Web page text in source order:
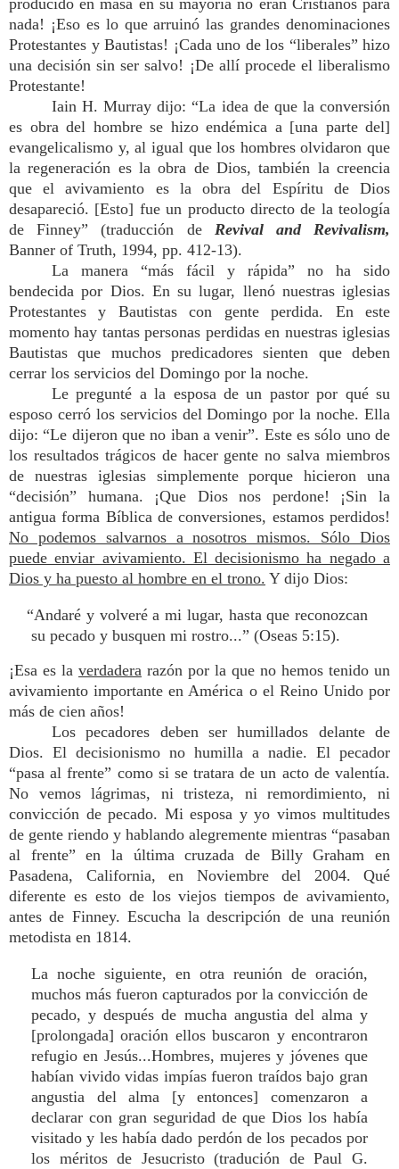
producido en masa en su mayoría no eran Cristianos para
nada! ¡Eso es lo que arruinó las grandes denominaciones
Protestantes y Bautistas! ¡Cada uno de los “liberales” hizo
una decisión sin ser salvo! ¡De allí procede el liberalismo
Protestante!
Iain H. Murray dijo: “La idea de que la conversión
es obra del hombre se hizo endémica a [una parte del]
evangelicalismo y, al igual que los hombres olvidaron que
la regeneración es la obra de Dios, también la creencia
que el avivamiento es la obra del Espíritu de Dios
desapareció. [Esto] fue un producto directo de la teología
de Finney” (traducción de Revival and Revivalism,
Banner of Truth, 1994, pp. 412-13).
La manera “más fácil y rápida” no ha sido
bendecida por Dios. En su lugar, llenó nuestras iglesias
Protestantes y Bautistas con gente perdida. En este
momento hay tantas personas perdidas en nuestras iglesias
Bautistas que muchos predicadores sienten que deben
cerrar los servicios del Domingo por la noche.
Le pregunté a la esposa de un pastor por qué su
esposo cerró los servicios del Domingo por la noche. Ella
dijo: “Le dijeron que no iban a venir”. Este es sólo uno de
los resultados trágicos de hacer gente no salva miembros
de nuestras iglesias simplemente porque hicieron una
“decisión” humana. ¡Que Dios nos perdone! ¡Sin la
antigua forma Bíblica de conversiones, estamos perdidos!
No podemos salvarnos a nosotros mismos. Sólo Dios
puede enviar avivamiento. El decisionismo ha negado a
Dios y ha puesto al hombre en el trono. Y dijo Dios:
“Andaré y volveré a mi lugar, hasta que reconozcan
su pecado y busquen mi rostro...” (Oseas 5:15).
¡Esa es la verdadera razón por la que no hemos tenido un
avivamiento importante en América o el Reino Unido por
más de cien años!
Los pecadores deben ser humillados delante de
Dios. El decisionismo no humilla a nadie. El pecador
“pasa al frente” como si se tratara de un acto de valentía.
No vemos lágrimas, ni tristeza, ni remordimiento, ni
convicción de pecado. Mi esposa y yo vimos multitudes
de gente riendo y hablando alegremente mientras “pasaban
al frente” en la última cruzada de Billy Graham en
Pasadena, California, en Noviembre del 2004. Qué
diferente es esto de los viejos tiempos de avivamiento,
antes de Finney. Escucha la descripción de una reunión
metodista en 1814.
La noche siguiente, en otra reunión de oración,
muchos más fueron capturados por la convicción de
pecado, y después de mucha angustia del alma y
[prolongada] oración ellos buscaron y encontraron
refugio en Jesús...Hombres, mujeres y jóvenes que
habían vivido vidas impías fueron traídos bajo gran
angustia del alma [y entonces] comenzaron a
declarar con gran seguridad de que Dios los había
visitado y les había dado perdón de los pecados por
los méritos de Jesucristo (tradución de Paul G.